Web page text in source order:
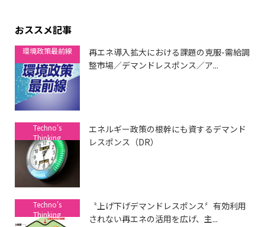
おススメ記事
環境政策最前線
再エネ導入拡大における課題の克服-需給調
整市場／デマンドレスポンス／ア...
Techno's
Thinking
エネルギー政策の根幹にも資するデマンド
レスポンス（DR）
Techno's
Thinking
〝上げ下げデマンドレスポンス〞有効利用
されない再エネの活用を広げ、主...